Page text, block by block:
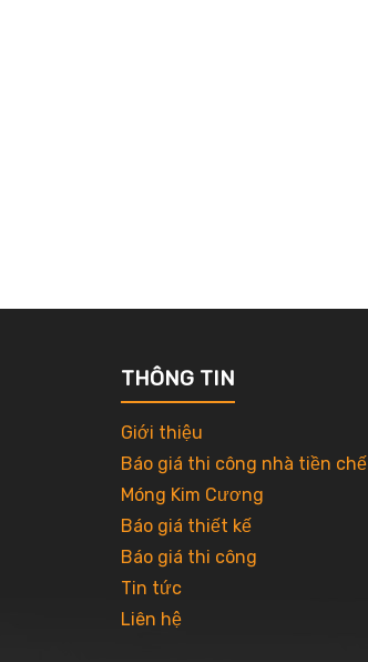
THÔNG TIN
Giới thiệu
Báo giá thi công nhà tiền chế
Móng Kim Cương
Báo giá thiết kế
Báo giá thi công
Tin tức
Liên hệ